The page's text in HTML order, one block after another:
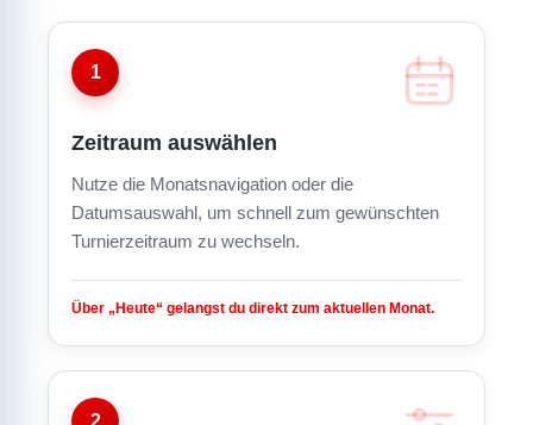
1
Zeitraum auswählen
Nutze die Monatsnavigation oder die
Datumsauswahl, um schnell zum gewünschten
Turnierzeitraum zu wechseln.
Über „Heute“ gelangst du direkt zum aktuellen Monat.
2